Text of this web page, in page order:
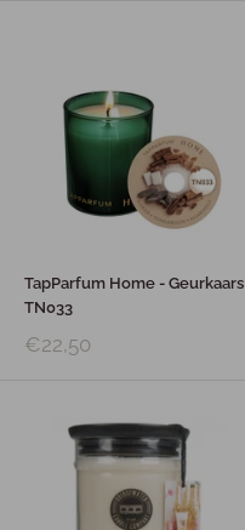
TapParfum Home - Geurkaars
TN033
€22,50